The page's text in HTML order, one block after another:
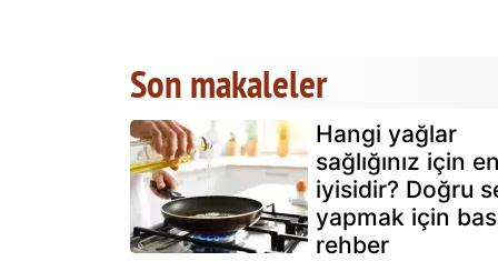
Son makaleler
Hangi yağlar
sağlığınız için
iyisidir? Doğru
yapmak için
rehber